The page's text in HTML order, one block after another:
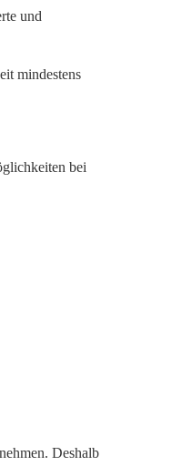
und
mindestens
bei
Deshalb